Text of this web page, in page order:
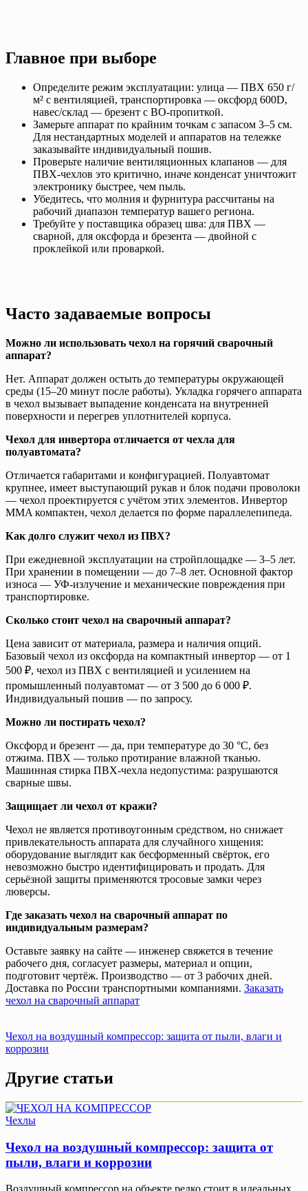
Главное при выборе
Определите режим эксплуатации: улица — ПВХ 650 г/
м² с вентиляцией, транспортировка — оксфорд 600D,
навес/склад — брезент с ВО-пропиткой.
Замерьте аппарат по крайним точкам с запасом 3–5 см.
Для нестандартных моделей и аппаратов на тележке
заказывайте индивидуальный пошив.
Проверьте наличие вентиляционных клапанов — для
ПВХ-чехлов это критично, иначе конденсат уничтожит
электронику быстрее, чем пыль.
Убедитесь, что молния и фурнитура рассчитаны на
рабочий диапазон температур вашего региона.
Требуйте у поставщика образец шва: для ПВХ —
сварной, для оксфорда и брезента — двойной с
проклейкой или проваркой.
Часто задаваемые вопросы
Можно ли использовать чехол на горячий сварочный
аппарат?
Нет. Аппарат должен остыть до температуры окружающей
среды (15–20 минут после работы). Укладка горячего аппарата
в чехол вызывает выпадение конденсата на внутренней
поверхности и перегрев уплотнителей корпуса.
Чехол для инвертора отличается от чехла для
полуавтомата?
Отличается габаритами и конфигурацией. Полуавтомат
крупнее, имеет выступающий рукав и блок подачи проволоки
— чехол проектируется с учётом этих элементов. Инвертор
MMA компактен, чехол делается по форме параллелепипеда.
Как долго служит чехол из ПВХ?
При ежедневной эксплуатации на стройплощадке — 3–5 лет.
При хранении в помещении — до 7–8 лет. Основной фактор
износа — УФ-излучение и механические повреждения при
транспортировке.
Сколько стоит чехол на сварочный аппарат?
Цена зависит от материала, размера и наличия опций.
Базовый чехол из оксфорда на компактный инвертор — от 1
500 ₽, чехол из ПВХ с вентиляцией и усилением на
промышленный полуавтомат — от 3 500 до 6 000 ₽.
Индивидуальный пошив — по запросу.
Можно ли постирать чехол?
Оксфорд и брезент — да, при температуре до 30 °C, без
отжима. ПВХ — только протирание влажной тканью.
Машинная стирка ПВХ-чехла недопустима: разрушаются
сварные швы.
Защищает ли чехол от кражи?
Чехол не является противоугонным средством, но снижает
привлекательность аппарата для случайного хищения:
оборудование выглядит как бесформенный свёрток, его
невозможно быстро идентифицировать и продать. Для
серьёзной защиты применяются тросовые замки через
люверсы.
Где заказать чехол на сварочный аппарат по
индивидуальным размерам?
Оставьте заявку на сайте — инженер свяжется в течение
рабочего дня, согласует размеры, материал и опции,
подготовит чертёж. Производство — от 3 рабочих дней.
Доставка по России транспортными компаниями. Заказать
чехол на сварочный аппарат
Навигация
по
записям
Чехол на воздушный компрессор: защита от пыли, влаги и
коррозии
Другие статьи
Чехлы
Чехол на воздушный компрессор: защита от
пыли, влаги и коррозии